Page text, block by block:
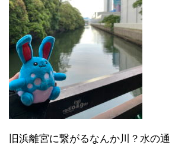
旧浜離宮に繋がるなんか川？水の通